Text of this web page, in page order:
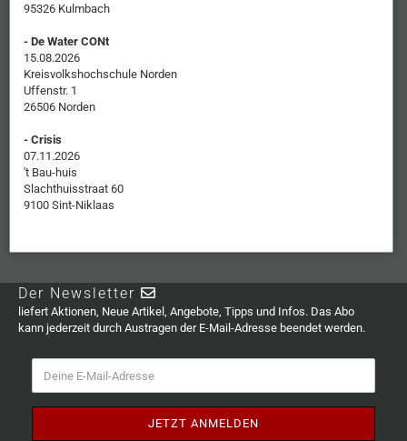
95326 Kulmbach
- De Water CONt
15.08.2026
Kreisvolkshochschule Norden
Uffenstr. 1
26506 Norden
- Crisis
07.11.2026
't Bau-huis
Slachthuisstraat 60
9100 Sint-Niklaas
Der Newsletter
liefert Aktionen, Neue Artikel, Angebote, Tipps und Infos. Das Abo
kann jederzeit durch Austragen der E-Mail-Adresse beendet werden.